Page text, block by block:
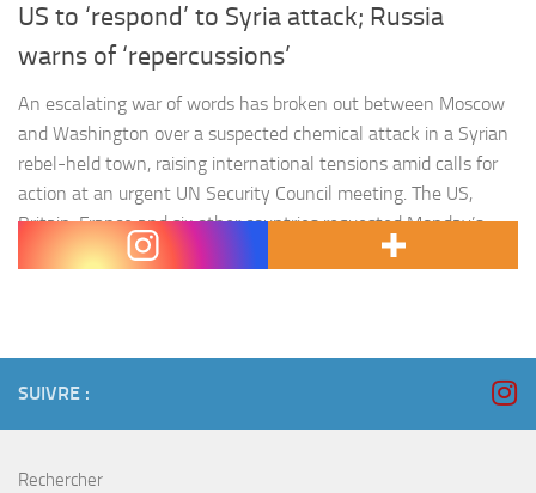
US to ‘respond’ to Syria attack; Russia
warns of ‘repercussions’
An escalating war of words has broken out between Moscow
and Washington over a suspected chemical attack in a Syrian
rebel-held town, raising international tensions amid calls for
action at an urgent UN Security Council meeting. The US,
Britain, France and six other countries requested Monday’s
emergency session after rescue teams and medics said a…
SUIVRE :
Rechercher